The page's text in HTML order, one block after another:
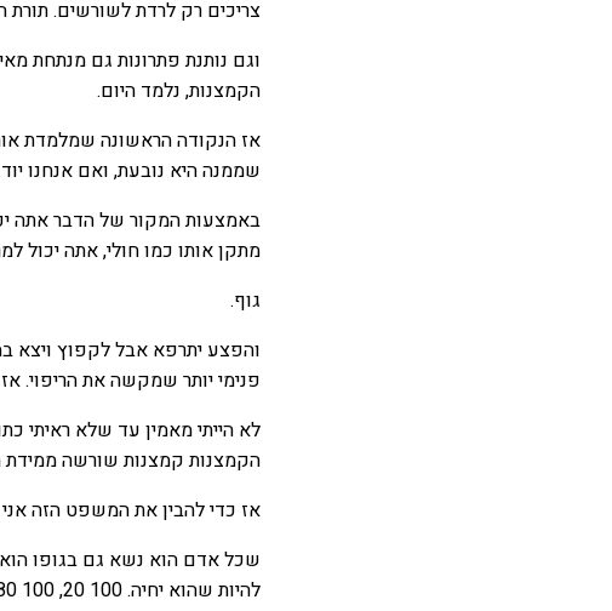
צריכים רק לרדת לשורשים.
וגם נותנת פתרונות גם מנתחת
הקמצנות, נלמד היום.
אז הנקודה הראשונה שמלמדת
שממנה היא נובעת, ואם אנחנו
באמצעות המקור של הדבר אתה
מתקן אותו כמו חולי, אתה יכול
גוף.
והפצע יתרפא אבל לקפוץ ויצא
פנימי יותר שמקשה את הריפוי.
לא הייתי מאמין עד שלא ראיתי
הקמצנות קמצנות שורשה ממידת
אז כדי להבין את המשפט הזה
שכל אדם הוא נשא גם בגופו
להיות שהוא יחיה. 100 20, 100 80, 100 200.